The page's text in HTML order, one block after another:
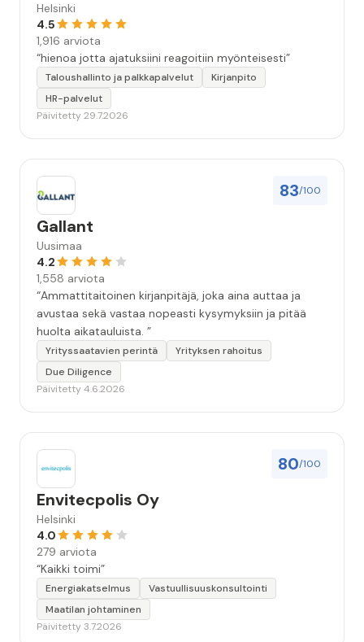
Helsinki
4.5
1,916 arviota
“hienoa jotta ajatuksiini reagoitiin myönteisesti”
Taloushallinto ja palkkapalvelut
Kirjanpito
HR-palvelut
Päivitetty 29.7.2026
83/100
Gallant
Uusimaa
4.2
1,558 arviota
“Ammattitaitoinen kirjanpitäjä, joka aina auttaa ja
avustaa sekä vastaa nopeasti kysymyksiin ja pitää
huolta aikatauluista. ”
Yrityssaatavien perintä
Yrityksen rahoitus
Due Diligence
Päivitetty 4.6.2026
80/100
Envitecpolis Oy
Helsinki
4.0
279 arviota
“Kaikki toimi”
Energiakatselmus
Vastuullisuuskonsultointi
Maatilan johtaminen
Päivitetty 3.7.2026